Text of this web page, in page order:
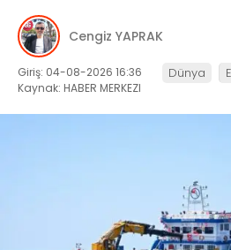
Cengiz YAPRAK
Giriş: 04-08-2026 16:36
Kaynak: HABER MERKEZI
Dünya